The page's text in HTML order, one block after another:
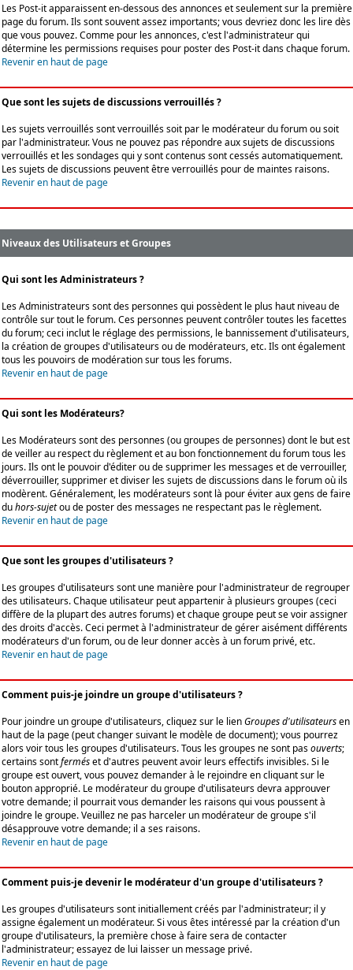
Les Post-it apparaissent en-dessous des annonces et seulement sur la première
page du forum. Ils sont souvent assez importants; vous devriez donc les lire dès
que vous pouvez. Comme pour les annonces, c'est l'administrateur qui
détermine les permissions requises pour poster des Post-it dans chaque forum.
Revenir en haut de page
Que sont les sujets de discussions verrouillés ?
Les sujets verrouillés sont verrouillés soit par le modérateur du forum ou soit
par l'administrateur. Vous ne pouvez pas répondre aux sujets de discussions
verrouillés et les sondages qui y sont contenus sont cessés automatiquement.
Les sujets de discussions peuvent être verrouillés pour de maintes raisons.
Revenir en haut de page
Niveaux des Utilisateurs et Groupes
Qui sont les Administrateurs ?
Les Administrateurs sont des personnes qui possèdent le plus haut niveau de
contrôle sur tout le forum. Ces personnes peuvent contrôler toutes les facettes
du forum; ceci inclut le réglage des permissions, le bannissement d'utilisateurs,
la création de groupes d'utilisateurs ou de modérateurs, etc. Ils ont également
tous les pouvoirs de modération sur tous les forums.
Revenir en haut de page
Qui sont les Modérateurs?
Les Modérateurs sont des personnes (ou groupes de personnes) dont le but est
de veiller au respect du règlement et au bon fonctionnement du forum tous les
jours. Ils ont le pouvoir d'éditer ou de supprimer les messages et de verrouiller,
déverrouiller, supprimer et diviser les sujets de discussions dans le forum où ils
modèrent. Généralement, les modérateurs sont là pour éviter aux gens de faire
duhors-sujetou de poster des messages ne respectant pas le règlement.
Revenir en haut de page
Que sont les groupes d'utilisateurs ?
Les groupes d'utilisateurs sont une manière pour l'administrateur de regrouper
des utilisateurs. Chaque utilisateur peut appartenir à plusieurs groupes (ceci
diffère de la plupart des autres forums) et chaque groupe peut se voir assigner
des droits d'accès. Ceci permet à l'administrateur de gérer aisément différents
modérateurs d'un forum, ou de leur donner accès à un forum privé, etc.
Revenir en haut de page
Comment puis-je joindre un groupe d'utilisateurs ?
Pour joindre un groupe d'utilisateurs, cliquez sur le lienGroupes d'utilisateursen
haut de la page (peut changer suivant le modèle de document); vous pourrez
alors voir tous les groupes d'utilisateurs. Tous les groupes ne sont pasouverts;
certains sontferméset d'autres peuvent avoir leurs effectifs invisibles. Si le
groupe est ouvert, vous pouvez demander à le rejoindre en cliquant sur le
bouton approprié. Le modérateur du groupe d'utilisateurs devra approuver
votre demande; il pourrait vous demander les raisons qui vous poussent à
joindre le groupe. Veuillez ne pas harceler un modérateur de groupe s'il
désapprouve votre demande; il a ses raisons.
Revenir en haut de page
Comment puis-je devenir le modérateur d'un groupe d'utilisateurs ?
Les groupes d'utilisateurs sont initiallement créés par l'administrateur; il y
assigne également un modérateur. Si vous êtes intéressé par la création d'un
groupe d'utilisateurs, la première chose à faire sera de contacter
l'administrateur; essayez de lui laisser un message privé.
Revenir en haut de page